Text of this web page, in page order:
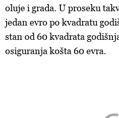
oluje i grada. U proseku
jedan evro po kvadratu
stan od 60 kvadrata
osiguranja košta 60 evra.